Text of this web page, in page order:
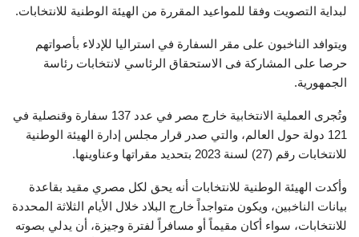
لبداية التصويت وفقا للمواعيد المقررة من الهيئة الوطنية للانتخابات.
ويتوافد الناخبون على مقر السفارة في استراليا للإدلاء بأصواتهم
حرصا على المشاركة فى الاستحقاق الرئاسي لانتخابات رئاسة
الجمهورية.
وتُجرى العملية الانتخابية خارج مصر في عدد 137 سفارة وقنصلية في
121 دولة حول العالم، والتي صدر قرار مجلس إدارة الهيئة الوطنية
للانتخابات رقم (27) لسنة 2023 بتحديد مقراتها وعناوينها.
وأكدت الهيئة الوطنية للانتخابات أنه يحق لكل مصري مقيد بقاعدة
بيانات الناخبين، ويكون متواجداً خارج البلاد خلال الأيام الثلاثة المحددة
للانتخابات، سواء أكان مقيماً أو مسافراً لفترة وجيزة، أن يدلي بصوته